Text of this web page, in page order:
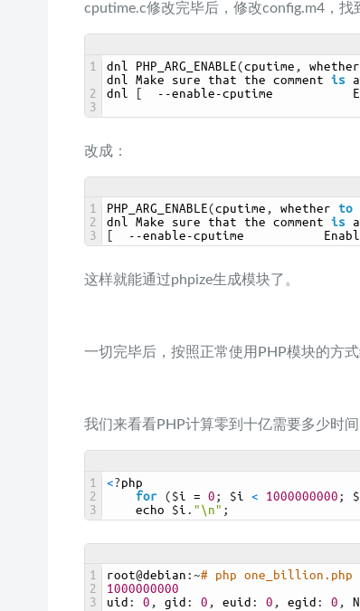
cputime.c修改完毕后，修改config.m4，找
1
2
3
dnl PHP_ARG_ENABLE(cputime , whether
dnl Make sure that the comment is
dnl
[ --enable -cputime
改成：
1
2
3
PHP_ARG_ENABLE(cputime , whether to
dnl Make sure that the comment is
--enable -cputime
这样就能通过phpize生成模块了。
一切完毕后，按照正常使用PHP模块的方式
我们来看看PHP计算零到十亿需要多少时间
1
2
3
<? php
for
( $i = 0 ; $i < 1000000000 ; $
echo
$i . "\n" ;
1
2
3
root@debian :~# php one_billion.php
1000000000
uid : 0 , gid : 0 , euid : 0 , egid : 0 ,